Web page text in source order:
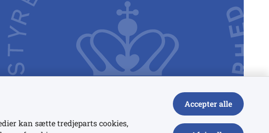
kan sætte tredjeparts cookies,
Accepter alle